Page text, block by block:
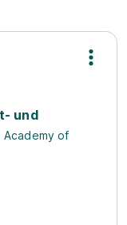
und
Academy of